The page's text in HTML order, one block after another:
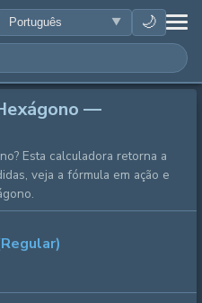
🌙
—
Esta calculadora retorna a
veja a fórmula em ação e